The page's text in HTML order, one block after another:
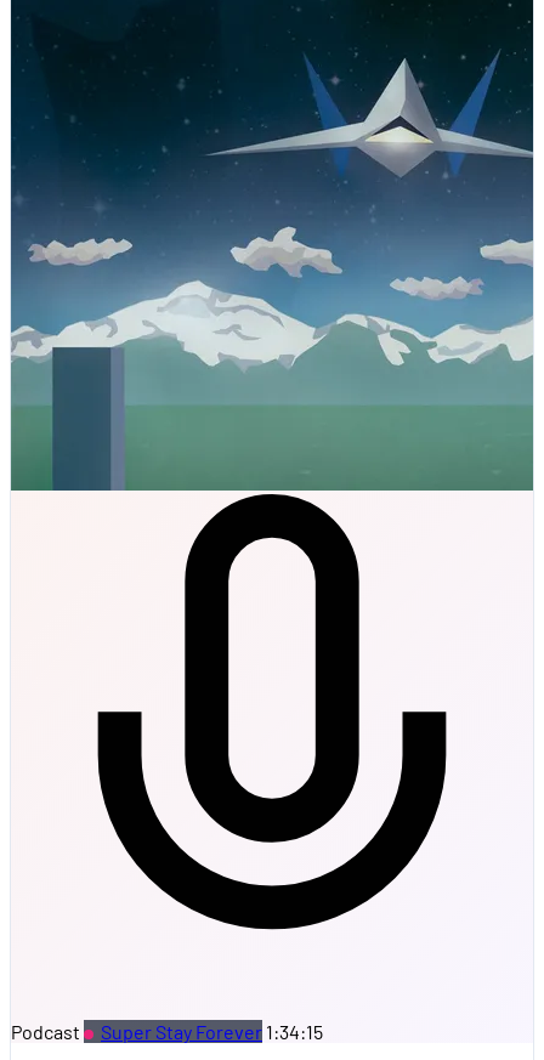
Podcast Super Stay Forever 1:34:15